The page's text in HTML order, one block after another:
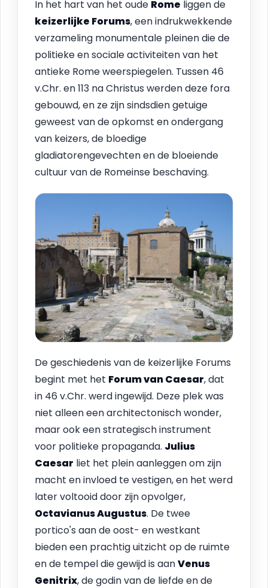
In het hart van het oude Rome liggen de
keizerlijke Forums, een indrukwekkende
verzameling monumentale pleinen die de
politieke en sociale activiteiten van het
antieke Rome weerspiegelen. Tussen 46
v.Chr. en 113 na Christus werden deze fora
gebouwd, en ze zijn sindsdien getuige
geweest van de opkomst en ondergang
van keizers, de bloedige
gladiatorengevechten en de bloeiende
cultuur van de Romeinse beschaving.
De geschiedenis van de keizerlijke Forums
begint met het Forum van Caesar, dat
in 46 v.Chr. werd ingewijd. Deze plek was
niet alleen een architectonisch wonder,
maar ook een strategisch instrument
voor politieke propaganda. Julius
Caesar liet het plein aanleggen om zijn
macht en invloed te vestigen, en het werd
later voltooid door zijn opvolger,
Octavianus Augustus. De twee
portico's aan de oost- en westkant
bieden een prachtig uitzicht op de ruimte
en de tempel die gewijd is aanVenus
Genitrix, de godin van de liefde en de